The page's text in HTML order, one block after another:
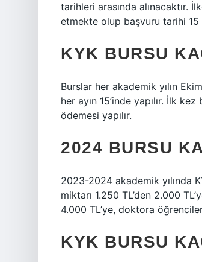
tarihleri ​​arasında alınacaktır.
etmekte olup başvuru tarihi 15
KYK BURSU
Burslar her akademik yılın
her ayın 15’inde yapılır. İlk
ödemesi yapılır.
2024 BURSU
2023-2024 akademik yılında
miktarı 1.250 TL’den 2.000
4.000 TL’ye, doktora
KYK BURSU